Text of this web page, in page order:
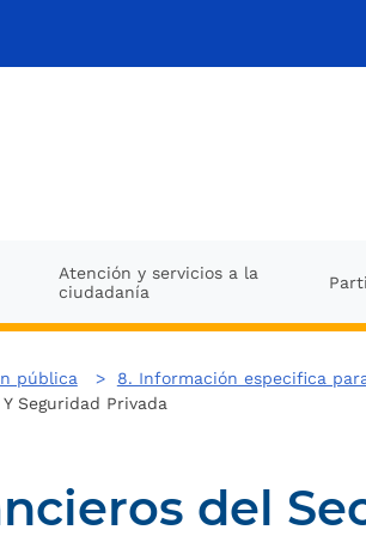
Atención y servicios a la
ciudadanía
pública > 8. Información especifica
Seguridad Privada
del